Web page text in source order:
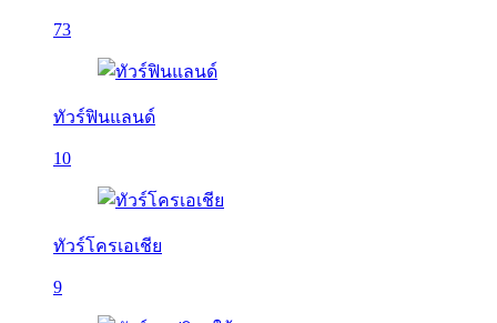
73
ทัวร์ฟินแลนด์
10
ทัวร์โครเอเชีย
9